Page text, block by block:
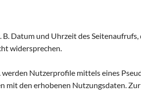
Datum und Uhrzeit des Seitenaufrufs,
widersprechen.
Nutzerprofile mittels eines
den erhobenen Nutzungsdaten.